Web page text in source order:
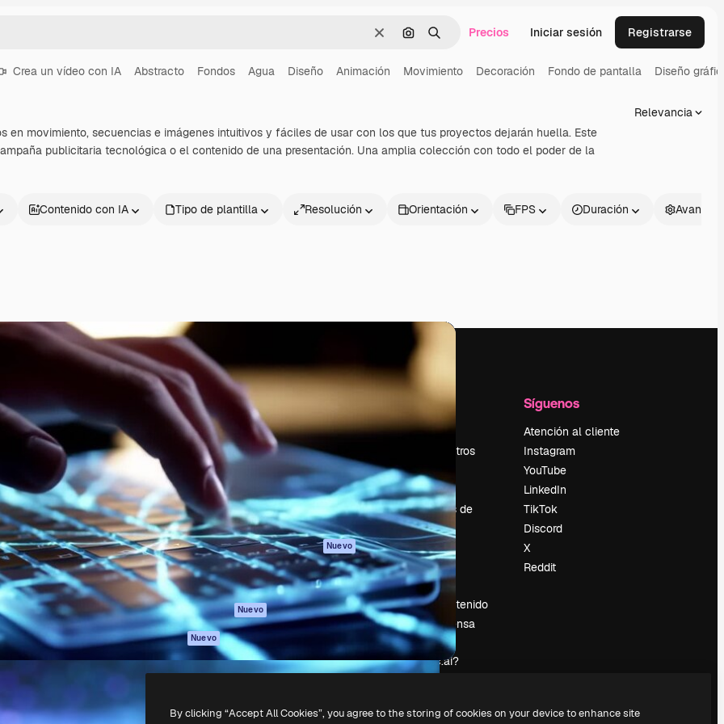
BorrarBuscar por imagen
BuscarPrecios Iniciar sesión Registrarse
Crea un vídeo con IA Abstracto Fondos Agua Diseño Animación Movimiento Decoración Fondo de pantalla Diseño
en movimiento, secuencias e imágenes intuitivos y fáciles de usar con los que tus proyectos dejarán huella. Este
publicitaria tecnológica o el contenido de una presentación. Una amplia colección con todo el poder de la
Relevancia
Contenido con IA Tipo de plantilla Resolución Orientación FPS Duración
para dirigir tu mejor
un millón de suscriptores
agencias y
Productos
Spaces
Asistente de IA
Generador de
imágenes
Generador de
vídeos
Texto a voz
Contenido de
stock
MCP para
Claude/ChatGPT
Nuevo
Agentes Nuevo
API
App móvil
herramientas
Academy
Documentación
Soporte
Términos de uso
Política de
privacidad
Originales Nuevo
Política de cookies
Centro de
confianza
Afiliados
Empresa
Precios
Sobre nosotros
Reviews
Empleo
Tendencias de
búsqueda
Blog
Eventos
Slidesgo
Vender contenido
Sala de prensa
¿Buscas
magnific.ai?
Síguenos
Atención al cliente
Instagram
YouTube
LinkedIn
TikTok
Discord
X
Reddit
By clicking “Accept All Cookies”, you agree to the storing of cookies on your device to enhance site